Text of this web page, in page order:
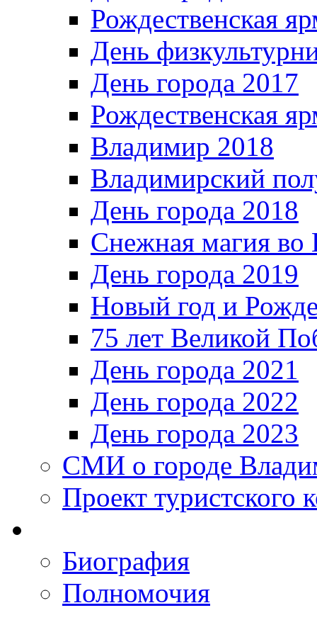
Рождественская
День
День города 2017
Рождественская
Владимир 2018
Владимирский
День города 2018
Снежная магия во
День города 2019
Новый год и
75 лет Великой
День города 2021
День города 2022
День города 2023
СМИ о городе
Проект туристского
Биография
Полномочия